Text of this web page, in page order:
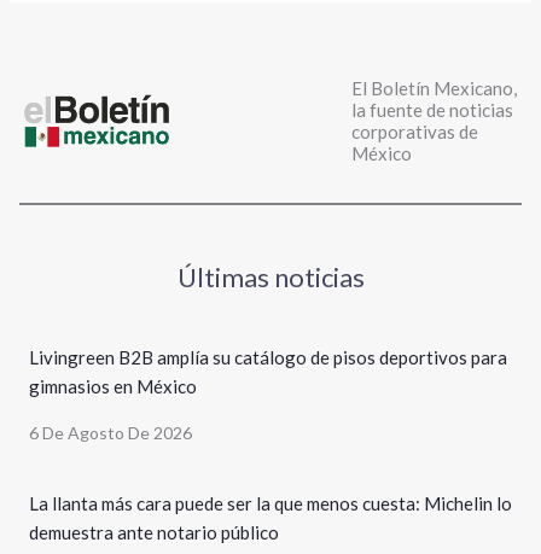
El Boletín Mexicano,
la fuente de noticias
corporativas de
México
Últimas noticias
Livingreen B2B amplía su catálogo de pisos deportivos para
gimnasios en México
6 De Agosto De 2026
La llanta más cara puede ser la que menos cuesta: Michelin lo
demuestra ante notario público